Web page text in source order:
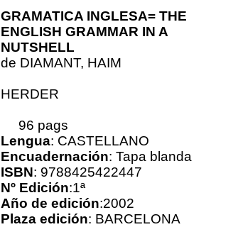
GRAMATICA INGLESA= THE
ENGLISH GRAMMAR IN A
NUTSHELL
de DIAMANT, HAIM
HERDER
96 pags
Lengua: CASTELLANO
Encuadernación: Tapa blanda
ISBN: 9788425422447
Nº Edición:1ª
Año de edición:2002
Plaza edición: BARCELONA